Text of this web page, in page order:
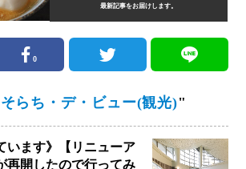
最新記事をお届けします。
0
そらち・デ・ビュー(観光)"
います》【リニューア
再開したので行ってみ